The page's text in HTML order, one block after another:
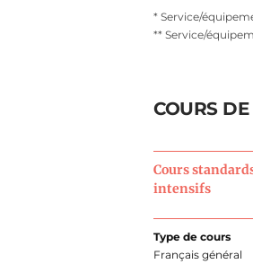
* Service/
** Service/
COURS
Cours
intensifs
Type de cours
Français général